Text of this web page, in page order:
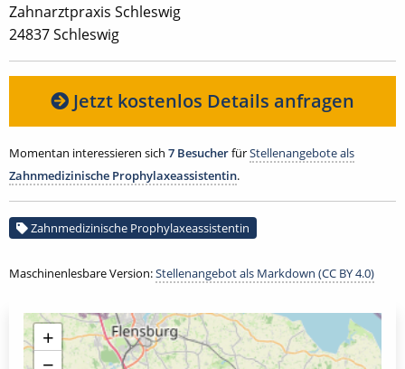
Zahnarztpraxis Schleswig
24837 Schleswig
Jetzt kostenlos Details anfragen
Momentan interessieren sich 7 BesucherfürStellenangebote als
Zahnmedizinische Prophylaxeassistentin.
Zahnmedizinische Prophylaxeassistentin
Maschinenlesbare Version:Stellenangebot als Markdown (CC BY 4.0)
+